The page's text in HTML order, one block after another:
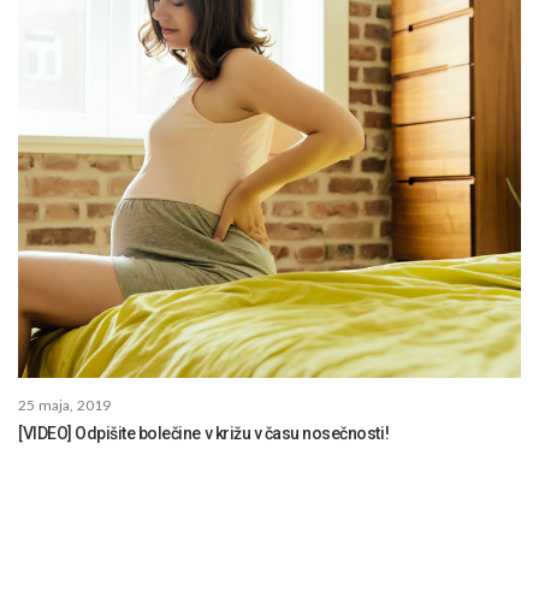
25 maja, 2019
[VIDEO] Odpišite bolečine v križu v času nosečnosti!